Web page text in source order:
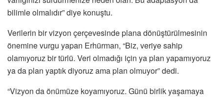
bilimle olmalıdır” diye konuştu.
Verilerin bir vizyon çerçevesinde plana dönüştürülmesinin
önemine vurgu yapan Erhürman, “Biz, veriye sahip
olamıyoruz bir türlü. Veri olmadığı için ya plan yapamıyoruz
ya da plan yaptık diyoruz ama plan olmuyor” dedi.
“Vizyon da önümüze koyamıyoruz. Günü birlik yaşamaya